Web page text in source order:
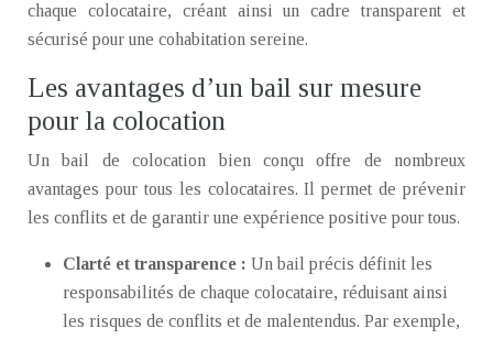
chaque colocataire, créant ainsi un cadre transparent et
sécurisé pour une cohabitation sereine.
Les avantages d’un bail sur mesure
pour la colocation
Un bail de colocation bien conçu offre de nombreux
avantages pour tous les colocataires. Il permet de prévenir
les conflits et de garantir une expérience positive pour tous.
Clarté et transparence : Un bail précis définit les
responsabilités de chaque colocataire, réduisant ainsi
les risques de conflits et de malentendus. Par exemple,